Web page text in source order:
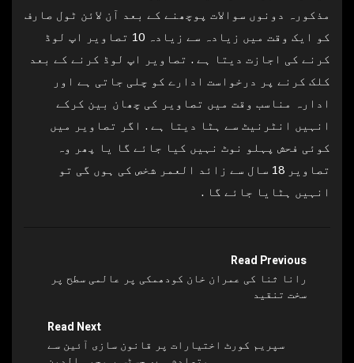
مذکورہ دونوں سوالات پوچھنے کے بعد آن لائن ٹول صارف
کو ایک وقت میں زیادہ سے زیادہ 10 تصاویر اپ لوڈ
کرنے کی اجازت دیتا ہے . تصاویر اپ لوڈ کرنے کے بعد
کلک کرنے پر درخواست ادارے کو چلی جاتی ہے اور
ادارہ مناسب وقت میں تصاویر کی چھان بین کرکے
انہیں انٹرنیٹ سے ہٹا دیتا ہے . اگر تصاویر میں
کوئی فحش پہلو نوٹ نہیں کیا جائے گا یا پھر وہ
تصاویر 18 سال سے زائد العمر شخص کی ہوں گی تو
انہیں ہٹایا جائے گا .
Read Previous
رانا ثنا کی عمران خان کودھمکی پر عالمی سطح پر
سخت تنقید
Read Next
سپریم کورٹ اختیارات پر قانون سازی آئین سے